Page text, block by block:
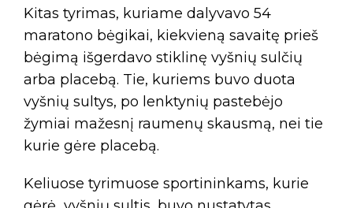
Kitas tyrimas, kuriame dalyvavo 54
maratono bėgikai, kiekvieną savaitę prieš
bėgimą išgerdavo stiklinę vyšnių sulčių
arba placebą. Tie, kuriems buvo duota
vyšnių sultys, po lenktynių pastebėjo
žymiai mažesnį raumenų skausmą, nei tie
kurie gėre placebą.
Keliuose tyrimuose sportininkams, kurie